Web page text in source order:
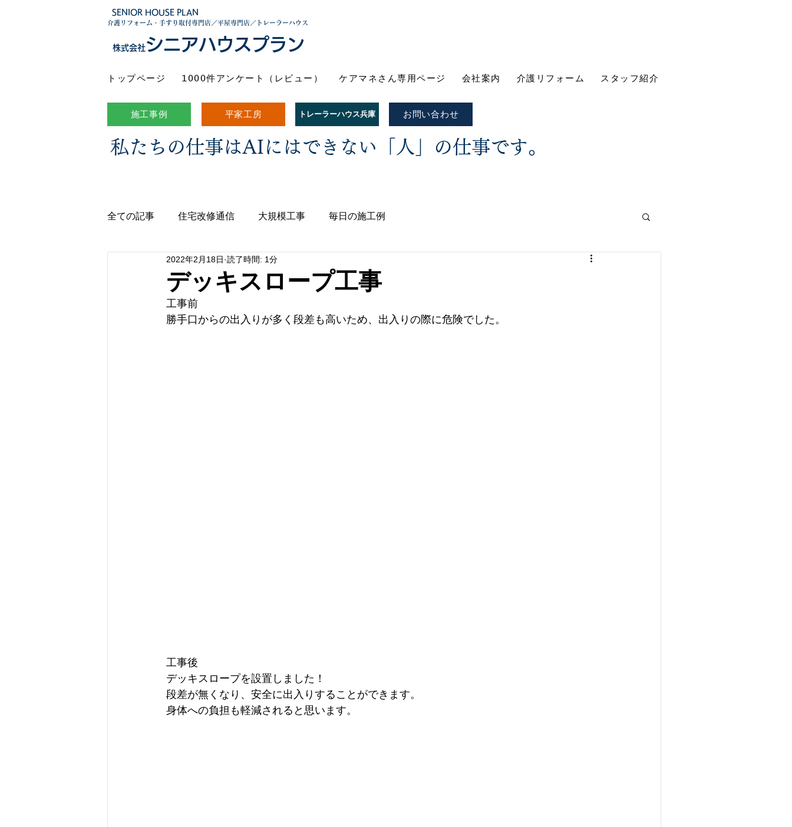
SENIOR HOUSE PLAN
介護リフォーム・手すり取付専門店／平屋専門店／トレーラーハウス
株式会社シニアハウスプラン
トップページ 1000件アンケート（レビュー） ケアマネさん専用ページ 会社案内 介護リフォーム スタッフ紹介
施工事例 平家工房 トレーラーハウス兵庫 お問い合わせ
私たちの仕事はAIにはできない「人」の仕事です。
全ての記事 住宅改修通信 大規模工事 毎日の施工例
デッキスロープ工事
2022年2月18日 読了時間: 1分
工事前
勝手口からの出入りが多く段差も高いため、出入りの際に危険でした。
工事後
デッキスロープを設置しました！
段差が無くなり、安全に出入りすることができます。
身体への負担も軽減されると思います。